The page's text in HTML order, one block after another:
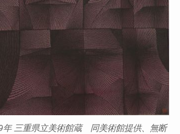
年 三重県立美術館蔵 同美術館提供、無断